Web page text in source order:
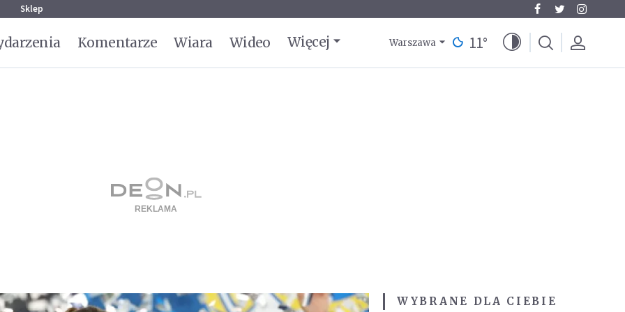
Sklep
Komentarze Wiara Wideo Więcej Warszawa 11°
WYBRANE DLA CIEBIE